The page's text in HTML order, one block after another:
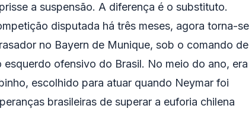
a suspensão. A diferença é o substituto.
disputada há três meses, agora torna-se
no Bayern de Munique, sob o comando de
ofensivo do Brasil. No meio do ano, era
escolhido para atuar quando Neymar foi
brasileiras de superar a euforia chilena